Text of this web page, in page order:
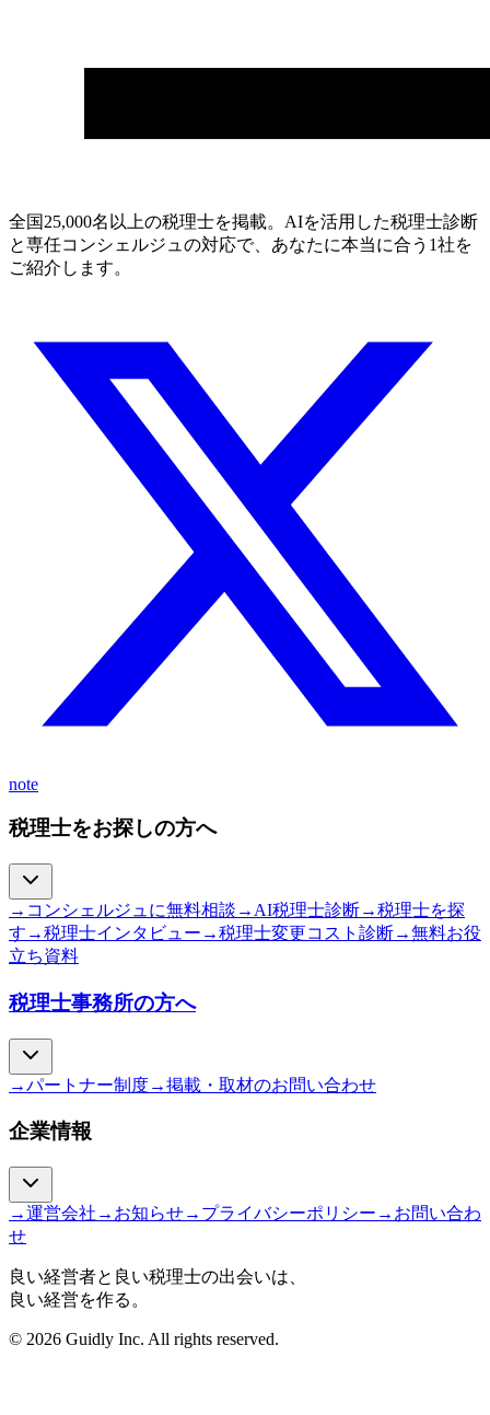
全国25,000名以上の税理士を掲載。AIを活用した税理士診断
と専任コンシェルジュの対応で、あなたに本当に合う1社を
ご紹介します。
note
税理士をお探しの方へ
→ コンシェルジュに無料相談 → AI税理士診断→税理士を探
す →税理士インタビュー →税理士変更コスト診断→無料お役
立ち資料
税理士事務所の方へ
→パートナー制度→掲載・取材のお問い合わせ
企業情報
→運営会社 → お知らせ→ プライバシーポリシー → お問い合わ
せ
良い経営者と良い税理士の出会いは、
良い経営を作る。
© 2026 Guidly Inc. All rights reserved.